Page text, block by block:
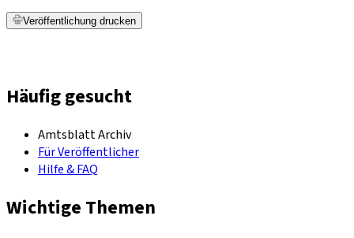
Veröffentlichung drucken
Häufig gesucht
Amtsblatt Archiv
Für Veröffentlicher
Hilfe & FAQ
Wichtige Themen